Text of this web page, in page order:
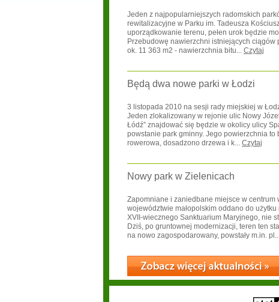
Jeden z najpopularniejszych radomskich
rewitalizacyjne w Parku im. Tadeusza
uporządkowanie terenu, pełen urok będzie
Przebudowę nawierzchni istniejących
ok. 11 363 m2 - nawierzchnia bitu... Czytaj
Będą dwa nowe parki w Łodzi
3 listopada 2010 na sesji rady miejskiej w
Jeden zlokalizowany w rejonie ulic Nowy
Łódź” znajdować się będzie w okolicy ulicy
powstanie park gminny. Jego powierzchnia
rowerowa, dosadzono drzewa i k... Czytaj
Nowy park w Zielenicach
Zapomniane i zaniedbane miejsce w centrum
województwie małopolskim oddano do
XVII-wiecznego Sanktuarium Maryjnego, nie
Dziś, po gruntownej modernizacji, teren ten
na nowo zagospodarowany, powstały m.in.